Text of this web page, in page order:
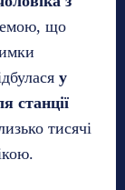
що
у
станції
тисячі